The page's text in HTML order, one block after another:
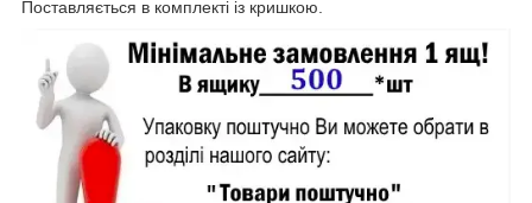
Поставляється в комплекті із кришкою.